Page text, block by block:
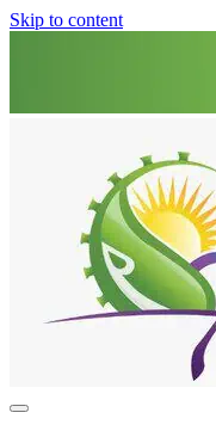
Skip to content